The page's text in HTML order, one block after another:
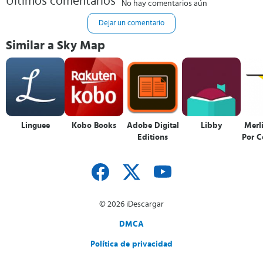
No hay comentarios aún
Dejar un comentario
Similar a Sky Map
Linguee Kobo Books
Adobe Digital
Editions
Libby
Por
© 2026 iDescargar
DMCA
Política de privacidad